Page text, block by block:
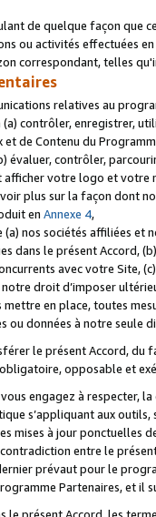
de quelque façon que
ou activités effectuées
correspondant, telles
relatives au
(a) contrôler, enregistrer,
et de Contenu du
évaluer, contrôler,
votre logo et votre
plus sur la façon dont
en Annexe 4,
(a) nos sociétés affiliées
dans le présent Accord,
avec votre Site,
droit d’imposer
mettre en place, toutes
ou données à notre seule
le présent Accord,
opposable et
engagez à respecter,
s’appliquant aux
mises à jour ponctuelles
entre le
prévaut pour le
Partenaires, et il